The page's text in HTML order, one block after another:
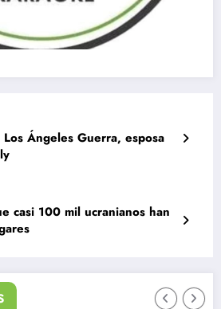
Ángeles Guerra, esposa
casi 100 mil ucranianos han